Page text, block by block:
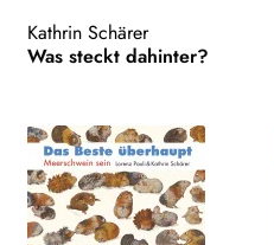
Kathrin Schärer
Was steckt dahinter?